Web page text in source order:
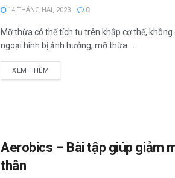
14 THÁNG HAI, 2023 0
Mỡ thừa có thể tích tụ trên khắp cơ thể, không
ngoại hình bị ảnh hưởng, mỡ thừa ...
XEM THÊM
Aerobics – Bài tập giúp giảm
thân